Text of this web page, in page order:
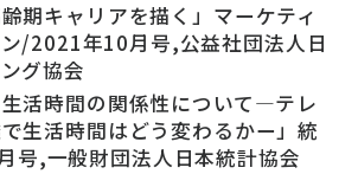
齢期キャリアを描く」マーケティ
/2021年10月号,公益社団法人日
グ協会
生活時間の関係性について―テレ
生活時間はどう変わるかー」統
号,一般財団法人日本統計協会